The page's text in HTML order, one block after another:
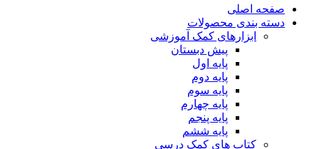
صفحه اصلی
دسته بندی محصولات
ابزارهای کمک آموزشی
پیش دبستان
پایه اول
پایه دوم
پایه سوم
پایه چهارم
پايه پنجم
پایه ششم
کتاب های کمک درسی